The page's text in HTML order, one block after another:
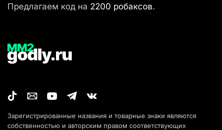
Предлагаем код на 2200 робаксов.
Зарегистрированные названия и товарные знаки являются
собственностью и авторским правом соответствующих